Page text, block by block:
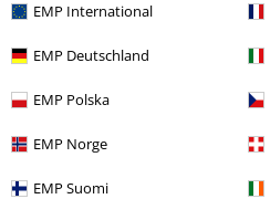
EMP International
EMP Deutschland
EMP Polska
EMP Norge
EMP Suomi
Dina erbjudanden